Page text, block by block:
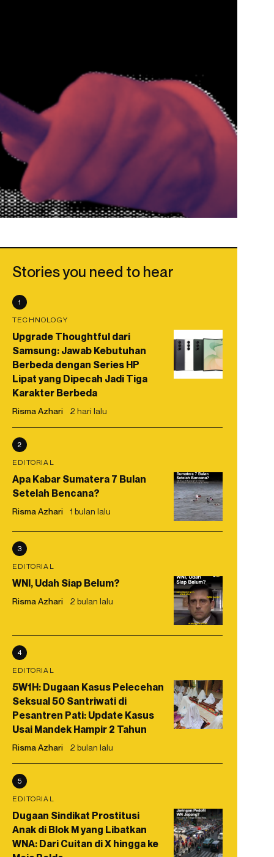
Stories you need to hear
1
TECHNOLOGY
Upgrade Thoughtful dari
Samsung: Jawab Kebutuhan
Berbeda dengan Series HP
Lipat yang Dipecah Jadi Tiga
Karakter Berbeda
Risma Azhari 2 hari lalu
2
EDITORIAL
Apa Kabar Sumatera 7 Bulan
Setelah Bencana?
Risma Azhari 1 bulan lalu
3
EDITORIAL
WNI, Udah Siap Belum?
Risma Azhari 2 bulan lalu
4
EDITORIAL
5W1H: Dugaan Kasus Pelecehan
Seksual 50 Santriwati di
Pesantren Pati: Update Kasus
Usai Mandek Hampir 2 Tahun
Risma Azhari 2 bulan lalu
5
EDITORIAL
Dugaan Sindikat Prostitusi
Anak di Blok M yang Libatkan
WNA: Dari Cuitan di X hingga ke